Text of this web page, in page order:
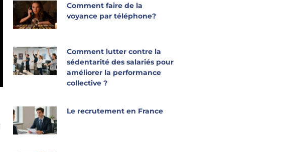
Comment faire de la
voyance par téléphone?
Comment lutter contre la
sédentarité des salariés pour
améliorer la performance
collective ?
Le recrutement en France